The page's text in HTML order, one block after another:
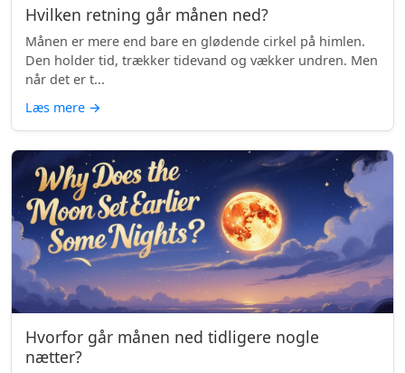
Hvilken retning går månen ned?
Månen er mere end bare en glødende cirkel på himlen.
Den holder tid, trækker tidevand og vækker undren. Men
når det er t...
Læs mere →
Hvorfor går månen ned tidligere nogle
nætter?